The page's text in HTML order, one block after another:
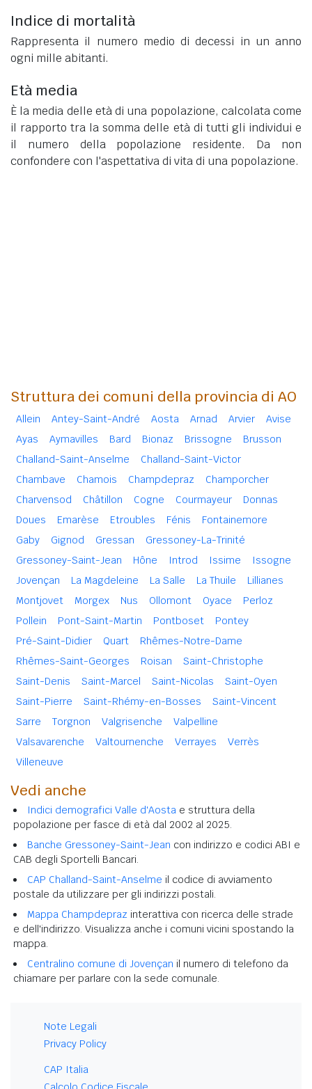
Indice di mortalità
Rappresenta il numero medio di decessi in un anno
ogni mille abitanti.
Età media
È la media delle età di una popolazione, calcolata come
il rapporto tra la somma delle età di tutti gli individui e
il numero della popolazione residente. Da non
confondere con l'aspettativa di vita di una popolazione.
Struttura dei comuni della provincia di AO
Allein Antey-Saint-André Aosta Arnad Arvier
Avise
Ayas
Aymavilles Bard Bionaz Brissogne
Brusson
Challand-Saint-Anselme
Challand-Saint-Victor
Chambave
Chamois Champdepraz
Champorcher
Charvensod
Châtillon Cogne Courmayeur
Donnas
Doues
Emarèse Etroubles Fénis
Fontainemore
Gaby
Gignod Gressan
Gressoney-La-Trinité
Gressoney-Saint-Jean
Hône Introd Issime
Issogne
Jovençan
La Magdeleine La Salle La Thuile
Lillianes
Montjovet
Morgex Nus Ollomont Oyace
Perloz
Pollein
Pont-Saint-Martin Pontboset
Pontey
Pré-Saint-Didier
Quart
Rhêmes-Notre-Dame
Rhêmes-Saint-Georges
Roisan
Saint-Christophe
Saint-Denis
Saint-Marcel Saint-Nicolas
Saint-Oyen
Saint-Pierre
Saint-Rhémy-en-Bosses
Saint-Vincent
Sarre
Torgnon Valgrisenche
Valpelline
Valsavarenche
Valtournenche Verrayes
Verrès
Villeneuve
Vedi anche
Indici demografici Valle d'Aosta e struttura della
popolazione per fasce di età dal 2002 al 2025.
Banche Gressoney-Saint-Jean con indirizzo e codici ABI e
CAB degli Sportelli Bancari.
CAP Challand-Saint-Anselme il codice di avviamento
postale da utilizzare per gli indirizzi postali.
Mappa Champdepraz interattiva con ricerca delle strade
e dell'indirizzo. Visualizza anche i comuni vicini spostando la
mappa.
Centralino comune di Jovençan il numero di telefono da
chiamare per parlare con la sede comunale.
Note Legali
Privacy Policy
CAP Italia